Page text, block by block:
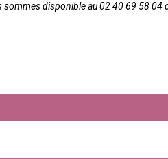
disponible au 02 40 69 58 04